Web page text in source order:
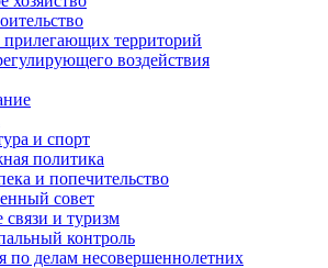
территорий
воздействия
и спорт
политика
и попечительство
совет
и туризм
контроль
по делам несовершеннолетних